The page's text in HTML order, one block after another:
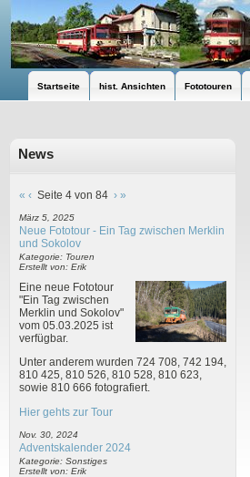
Startseite hist. Ansichten Fototouren
News
« ‹ Seite 4 von 84 › »
März 5, 2025
Neue Fototour - Ein Tag zwischen Merklin
und Sokolov
Kategorie: Touren
Erstellt von: Erik
Eine neue Fototour
"Ein Tag zwischen
Merklin und Sokolov"
vom 05.03.2025 ist
verfügbar.
Unter anderem wurden 724 708, 742 194,
810 425, 810 526, 810 528, 810 623,
sowie 810 666 fotografiert.
Hier gehts zur Tour
Nov. 30, 2024
Adventskalender 2024
Kategorie: Sonstiges
Erstellt von: Erik